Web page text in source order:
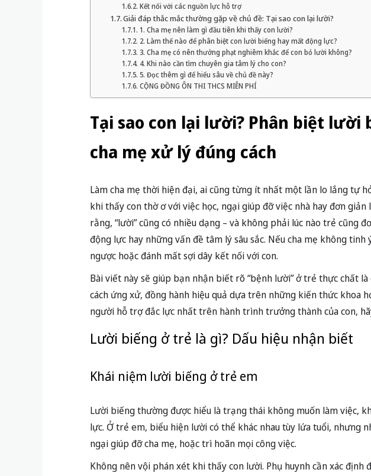
Kết nối với các nguồn lực hỗ trợ
Giải đáp thắc mắc thường gặp về chủ đề: Tại sao con lại lười?
1. Cha mẹ nên làm gì đầu tiên khi thấy con lười?
2. Làm thế nào để phân biệt con lười biếng hay mất động lực?
3. Cha mẹ có nên thưởng phạt nghiêm khắc để con bỏ lười không?
4. Khi nào cần tìm chuyên gia tâm lý cho con?
5. Đọc thêm gì để hiểu sâu về chủ đề này?
CỘNG ĐỒNG ÔN THI THCS MIỄN PHÍ
Tại sao con lại lười? Phân biệt
cha mẹ xử lý đúng cách
Làm cha mẹ thời hiện đại, ai cũng từng ít nhất một lần lo lắng tự
khi thấy con thờ ơ với việc học, ngại giúp đỡ việc nhà hay đơn
rằng, “lười” cũng có nhiều dạng – và không phải lúc nào trẻ cũng
động lực hay những vấn đề tâm lý sâu sắc. Nếu cha mẹ không
ngược hoặc đánh mất sợi dây kết nối với con.
Bài viết này sẽ giúp bạn nhận biết rõ “bệnh lười” ở trẻ thực chất
cách ứng xử, đồng hành hiệu quả dựa trên những kiến thức khoa
người hỗ trợ đắc lực nhất trên hành trình trưởng thành của con,
Lười biếng ở trẻ là gì? Dấu hiệu nhận biết
Khái niệm lười biếng ở trẻ em
Lười biếng thường được hiểu là trạng thái không muốn làm việc,
lực. Ở trẻ em, biểu hiện lười có thể khác nhau tùy lứa tuổi, nhưng
ngại giúp đỡ cha mẹ, hoặc trì hoãn mọi công việc.
Không nên vội phán xét khi thấy con lười. Phụ huynh cần xác